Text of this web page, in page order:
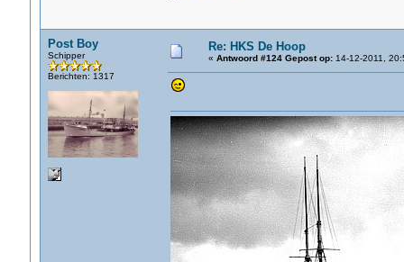
Post Boy
Schipper
Berichten: 1317
Re: HKS De Hoop
« Antwoord #124 Gepost op:14-12-2011,